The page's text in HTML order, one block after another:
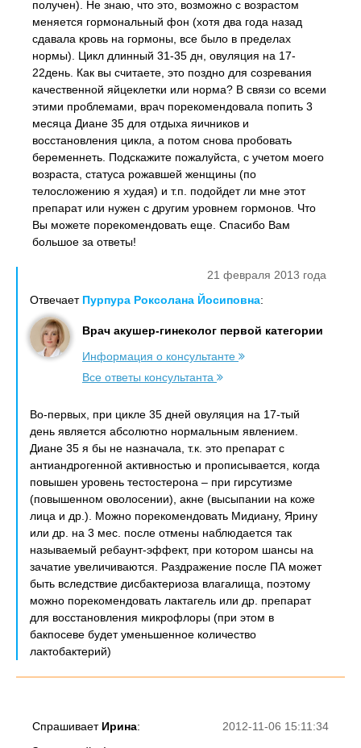
получен). Не знаю, что это, возможно с возрастом
меняется гормональный фон (хотя два года назад
сдавала кровь на гормоны, все было в пределах
нормы). Цикл длинный 31-35 дн, овуляция на 17-
22день. Как вы считаете, это поздно для созревания
качественной яйцеклетки или норма? В связи со всеми
этими проблемами, врач порекомендовала попить 3
месяца Диане 35 для отдыха яичников и
восстановления цикла, а потом снова пробовать
беременнеть. Подскажите пожалуйста, с учетом моего
возраста, статуса рожавшей женщины (по
телосложению я худая) и т.п. подойдет ли мне этот
препарат или нужен с другим уровнем гормонов. Что
Вы можете порекомендовать еще. Спасибо Вам
большое за ответы!
21 февраля 2013 года
Отвечает Пурпура Роксолана Йосиповна:
Врач акушер-гинеколог первой категории
Информация о консультанте
Все ответы консультанта
Во-первых, при цикле 35 дней овуляция на 17-тый
день является абсолютно нормальным явлением.
Диане 35 я бы не назначала, т.к. это препарат с
антиандрогенной активностью и прописывается, когда
повышен уровень тестостерона – при гирсутизме
(повышенном оволосении), акне (высыпании на коже
лица и др.). Можно порекомендовать Мидиану, Ярину
или др. на 3 мес. после отмены наблюдается так
называемый ребаунт-эффект, при котором шансы на
зачатие увеличиваются. Раздражение после ПА может
быть вследствие дисбактериоза влагалища, поэтому
можно порекомендовать лактагель или др. препарат
для восстановления микрофлоры (при этом в
бакпосеве будет уменьшенное количество
лактобактерий)
2012-11-06 15:11:34
Спрашивает Ирина: